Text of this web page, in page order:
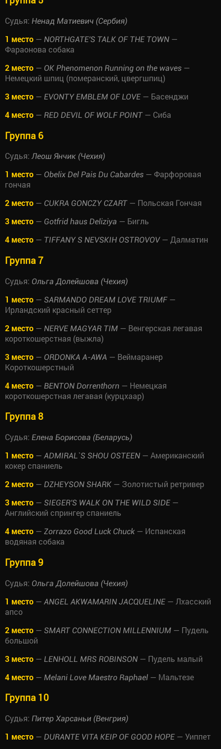
Судья: Ненад Матиевич (Сербия)
1 место — NORTHGATE'S TALK OF THE TOWN —
Фараонова собака
2 место — OK Phenomenon Running on the waves —
Немецкий шпиц (померанский, цвергшпиц)
3 место — EVONTY EMBLEM OF LOVE — Басенджи
4 место — RED DEVIL OF WOLF POINT— Сиба
Группа 6
Судья: Леош Янчик (Чехия)
1 место — Obelix Del Pais Du Cabardes — Фарфоровая
гончая
2 место — CUKRA GONCZY CZART— Польская Гончая
3 место — Gotfrid haus Deliziya — Бигль
4 место — TIFFANY S NEVSKIH OSTROVOV— Далматин
Группа 7
Судья: Ольга Долейшова (Чехия)
1 место — SARMANDO DREAM LOVE TRIUMF—
Ирландский красный сеттер
2 место — NERVE MAGYAR TIM — Венгерская легавая
короткошерстная (выжла)
3 место — ORDONKA A-AWA — Веймаранер
Короткошерстный
4 место — BENTON Dorrenthorn — Немецкая
короткошерстная легавая (курцхаар)
Группа 8
Судья: Елена Борисова (Беларусь)
1 место — ADMIRAL`S SHOU OSTEEN — Американский
кокер спаниель
2 место — DZHEYSON SHARK — Золотистый ретривер
3 место — SIEGER'S WALK ON THE WILD SIDE —
Английский спрингер спаниель
4 место — Zorrazo Good Luck Chuck — Испанская
водяная собака
Группа 9
Судья: Ольга Долейшова (Чехия)
1 место — ANGEL AKWAMARIN JACQUELINE — Лхасский
апсо
2 место — SMART CONNECTION MILLENNIUM — Пудель
большой
3 место — LENHOLL MRS ROBINSON — Пудель малый
4 место — Melani Love Maestro Raphael — Мальтезе
Группа 10
Судья: Питер Харсаньи (Венгрия)
1 место — DURANTE VITA KEIP OF GOOD HOPE — Уиппет